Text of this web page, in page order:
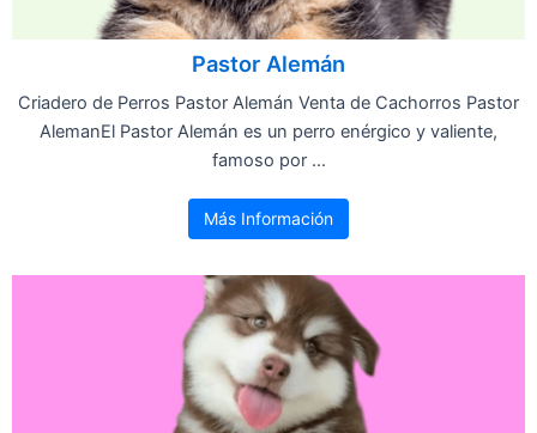
Pastor Alemán
Criadero de Perros Pastor Alemán Venta de Cachorros Pastor
AlemanEl Pastor Alemán es un perro enérgico y valiente,
famoso por ...
Más Información